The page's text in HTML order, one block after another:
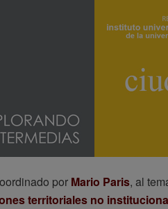
por Mario Paris, al
territoriales no